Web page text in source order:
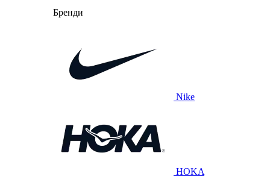
Бренди
Nike
HOKA